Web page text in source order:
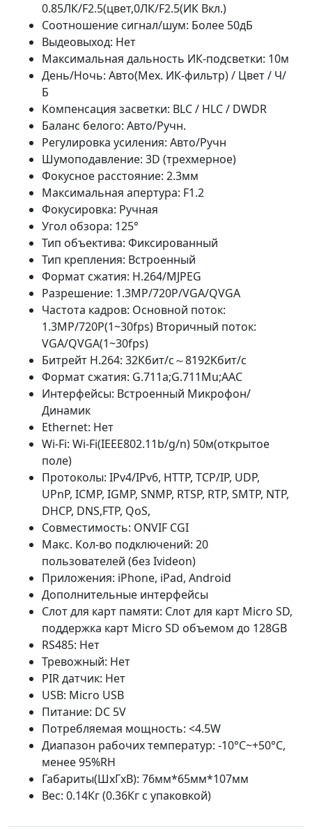
0.85ЛК/F2.5(цвет,0ЛК/F2.5(ИК Вкл.)
Соотношение сигнал/шум: Более 50дБ
Выдеовыход: Нет
Максимальная дальность ИК-подсветки: 10м
День/Ночь: Авто(Мех. ИК-фильтр) / Цвет / Ч/
Б
Компенсация засветки: BLC / HLC / DWDR
Баланс белого: Авто/Ручн.
Регулировка усиления: Авто/Ручн
Шумоподавление: 3D (трехмерное)
Фокусное расстояние: 2.3мм
Mаксимальная апертура: F1.2
Фокусировка: Ручная
Угол обзора: 125°
Тип объектива: Фиксированный
Тип крепления: Встроенный
Формат сжатия: H.264/MJPEG
Разрешение: 1.3MP/720P/VGA/QVGA
Частота кадров: Основной поток:
1.3MP/720P(1~30fps) Вторичный поток:
VGA/QVGA(1~30fps)
Битрейт H.264: 32Кбит/с～8192Kбит/с
Формат сжатия: G.711a;G.711Mu;AAC
Интерфейсы: Встроенный Микрофон/
Динамик
Ethernet: Нет
Wi-Fi: Wi-Fi(IEEE802.11b/g/n) 50м(открытое
поле)
Протоколы: IPv4/IPv6, HTTP, TCP/IP, UDP,
UPnP, ICMP, IGMP, SNMP, RTSP, RTP, SMTP, NTP,
DHCP, DNS,FTP, QoS,
Совместимость: ONVIF CGI
Макс. Кол-во подключений: 20
пользователей (без Ivideon)
Приложения: iPhone, iPad, Android
Дополнительные интерфейсы
Слот для карт памяти: Слот для карт Micro SD,
поддержка карт Micro SD объемом до 128GB
RS485: Нет
Тревожный: Нет
PIR датчик: Нет
USB: Micro USB
Питание: DC 5V
Потребляемая мощность: <4.5W
Диапазон рабочих температур: -10°C~+50°C,
менее 95%RH
Габариты(ШxГxВ): 76мм*65мм*107мм
Вес: 0.14Кг (0.36Кг с упаковкой)